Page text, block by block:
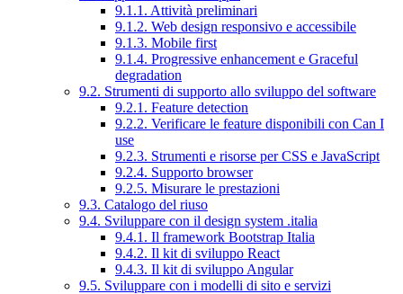
9.1.1. Attività preliminari
9.1.2. Web design responsivo e accessibile
9.1.3. Mobile first
9.1.4. Progressive enhancement e Graceful
degradation
9.2. Strumenti di supporto allo sviluppo del software
9.2.1. Feature detection
9.2.2. Verificare le feature disponibili con Can I
use
9.2.3. Strumenti e risorse per CSS e JavaScript
9.2.4. Supporto browser
9.2.5. Misurare le prestazioni
9.3. Catalogo del riuso
9.4. Sviluppare con il design system .italia
9.4.1. Il framework Bootstrap Italia
9.4.2. Il kit di sviluppo React
9.4.3. Il kit di sviluppo Angular
9.5. Sviluppare con i modelli di sito e servizi